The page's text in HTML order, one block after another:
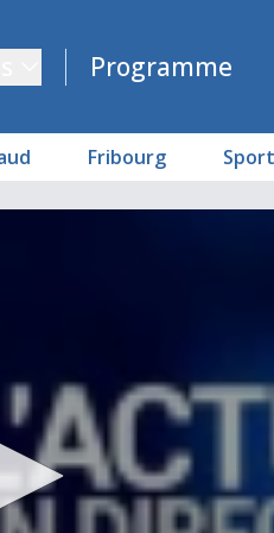
Programme
Fribourg Sport